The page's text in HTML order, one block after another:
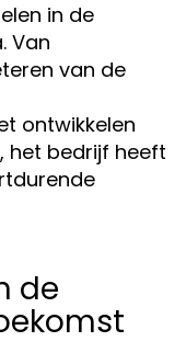
in de
Van
van de
ontwikkelen
het bedrijf heeft
de